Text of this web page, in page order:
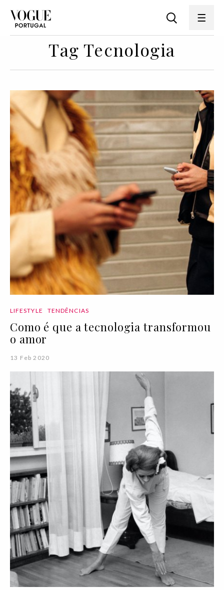
Tag Tecnologia
LIFESTYLE TENDÊNCIAS
Como é que a tecnologia transformou
o amor
13 Feb 2020